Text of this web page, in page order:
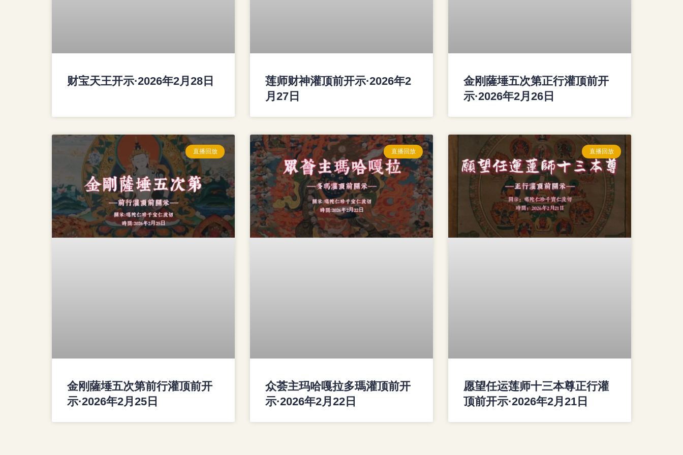
财宝天王开示·2026年2月28日
莲师财神灌顶前开示·2026年2
月27日
金刚薩埵五次第正行灌顶前开
示·2026年2月26日
直播回放
金刚薩埵五次第前行灌顶前开
示·2026年2月25日
直播回放
众荟主玛哈嘎拉多瑪灌顶前开
示·2026年2月22日
直播回放
愿望任运莲师十三本尊正行灌
顶前开示·2026年2月21日